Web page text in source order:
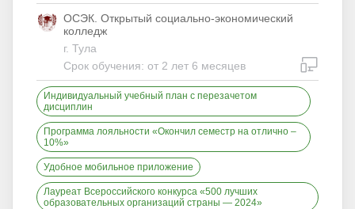
ОСЭК. Открытый социально-экономический
колледж
г. Тула
Срок обучения: от 2 лет 6 месяцев
Индивидуальный учебный план с перезачетом
дисциплин
Программа лояльности «Окончил семестр на отлично –
10%»
Удобное мобильное приложение
Лауреат Всероссийского конкурса «500 лучших
образовательных организаций страны — 2024»